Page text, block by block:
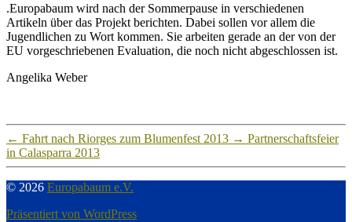
.Europabaum wird nach der Sommerpause in verschiedenen
Artikeln über das Projekt berichten. Dabei sollen vor allem die
Jugendlichen zu Wort kommen. Sie arbeiten gerade an der von der
EU vorgeschriebenen Evaluation, die noch nicht abgeschlossen ist.
Angelika Weber
← Fahrt nach Riorges zum Blumenfest 2013 → Partnerschaftsfeier
in Calasparra 2013
© 2026 Europabaum e.V.
Präsentiert von WordPress